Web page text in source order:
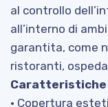
al controllo
all’interno di
garantita, come
ristoranti,
Caratteristiche
• Copertura